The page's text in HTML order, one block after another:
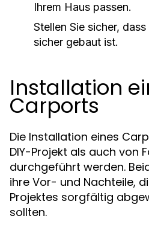
Ihrem Haus passen.
Stellen Sie sicher,
sicher gebaut ist.
Installation
Carports
Die Installation eines
DIY-Projekt als auch von
durchgeführt werden.
ihre Vor- und Nachteile,
Projektes sorgfältig
sollten.